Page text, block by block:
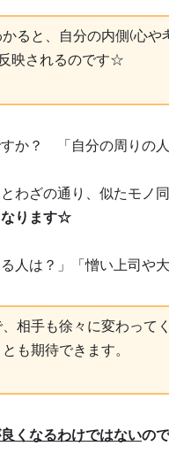
ると、自分の内側(心
映されるのです☆
すか？ 「自分の周りの
わざの通り、似たモノ
なります☆
る人は？」「憎い上司
相手も徐々に変わっ
も期待できます。
くなるわけではないの